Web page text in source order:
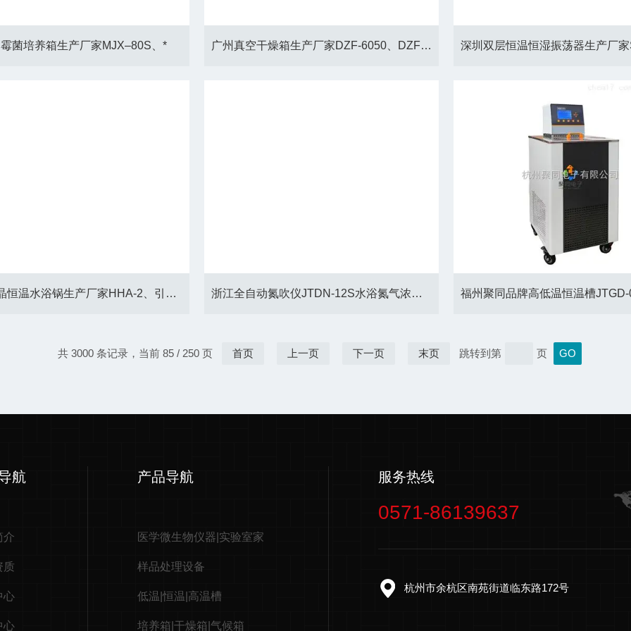
菌培养箱生产厂家MJX–80S、* 广州真空干燥箱生产厂家DZF-6050、DZF-6210、安装调试
深圳液晶恒温水浴锅生产厂家HHA-2、引爆全城 浙江全自动氮吹仪JTDN-12S水浴氮气浓缩仪
共 3000 条记录，当前 85 / 250 页 首页 上一页 下一页 末页 跳转到第 页
航
介
质
心
心
产品导航
医学微生物仪器|实验室家
样品处理设备
低温|恒温|高温槽
培养箱|干燥箱|气候箱
服务热线
0571-86139637
杭州市余杭区南苑街道临东路172号